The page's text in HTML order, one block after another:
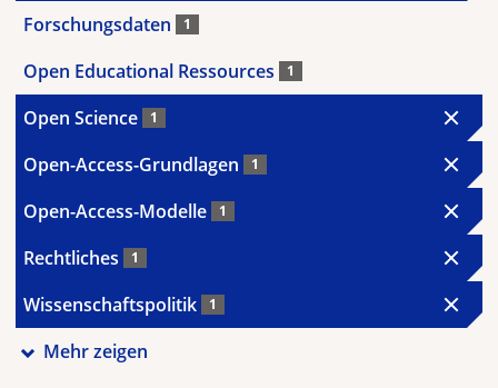
Forschungsdaten 1
Open Educational Ressources 1
Open Science 1
Open-Access-Grundlagen 1
Open-Access-Modelle 1
Rechtliches 1
Wissenschaftspolitik 1
Mehr zeigen